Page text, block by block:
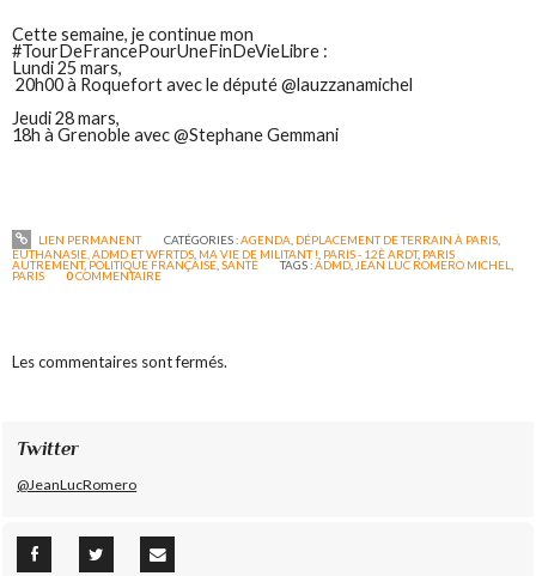
Cette semaine, je continue mon
#TourDeFrancePourUneFinDeVieLibre :
Lundi 25 mars,
20h00 à Roquefort avec le député @lauzzanamichel
Jeudi 28 mars,
18h à Grenoble avec @Stephane Gemmani
LIEN PERMANENT CATÉGORIES :AGENDA DÉPLACEMENT DE TERRAIN À PARIS,
EUTHANASIE, ADMD ET WFRTDS MA VIE DE MILITANT ! PARIS - 12È ARDT, PARIS
AUTREMENT,POLITIQUE FRANÇAISE ,SANTÉ TAGS :ADMD JEAN LUC ROMERO MICHEL
PARIS 0COMMENTAIRE
Les commentaires sont fermés.
Twitter
@JeanLucRomero